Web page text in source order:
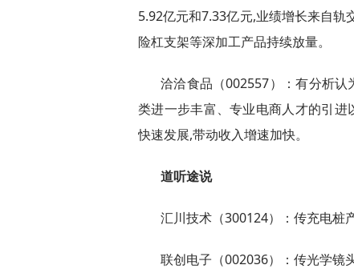
5.92亿元和7.33亿元,业绩增长来自
险杠支架等深加工产品持续放量。
洽洽食品（002557）：有分析
类进一步丰富、专业电商人才的引
快速发展,带动收入增速加快。
道听途说
汇川技术（300124）：传充电桩
联创电子（002036）：传光学镜